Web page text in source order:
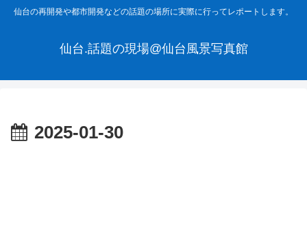
仙台の再開発や都市開発などの話題の場所に実際に行ってレポートします。
仙台.話題の現場@仙台風景写真館
2025-01-30